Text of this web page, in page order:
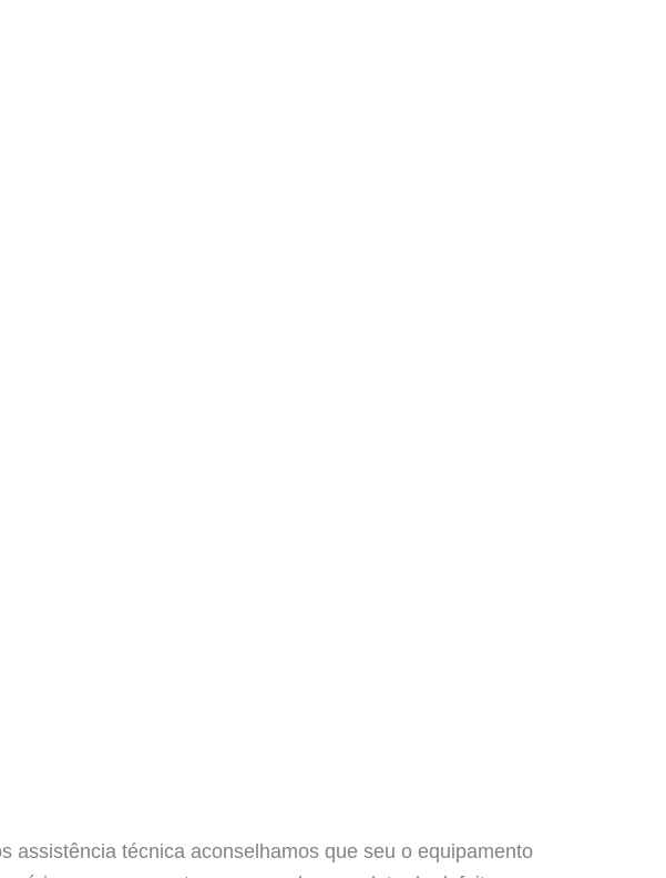
assistência técnica aconselhamos que seu o equipamento